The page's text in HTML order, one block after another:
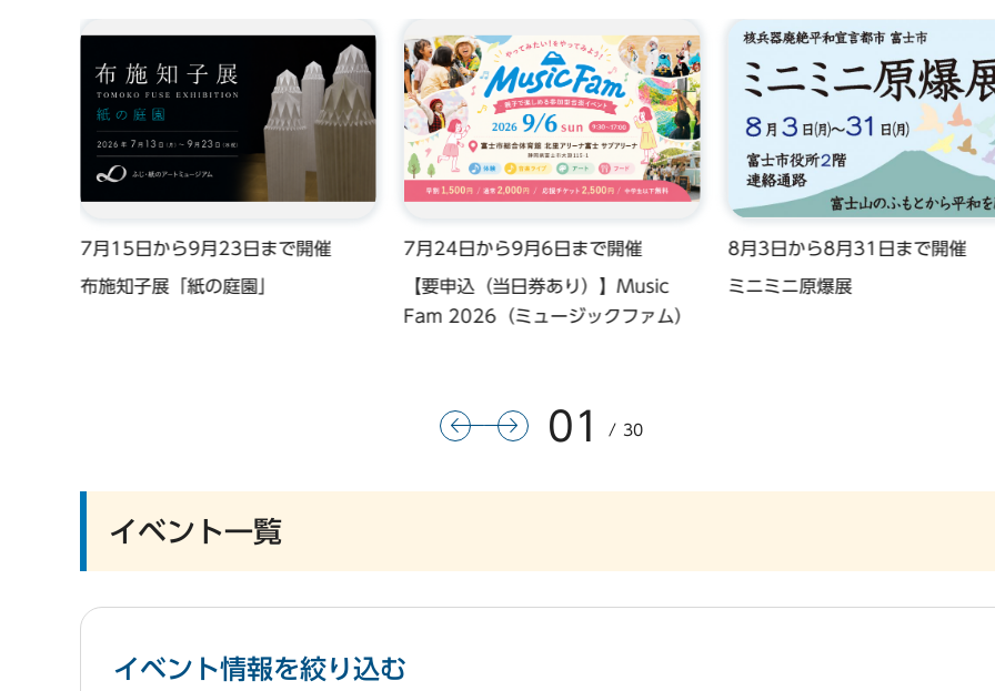
前のスライドを表示
次のスライドを表示
01 30
7月15日から9月23日まで開催
布施知子展「紙の庭園」
7月24日から9月6日まで開催
【要申込（当日券あり）】Music
Fam 2026（ミュージックファム）
8月3日から8月31日まで開催
ミニミニ原爆展
イベント一覧
イベント情報を絞り込む